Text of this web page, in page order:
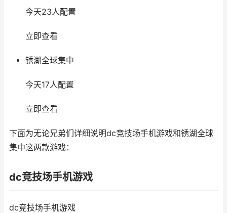
今天23人配置
立即查看
锈湖全球集中
今天17人配置
立即查看
下面为无论兄弟们详细说明dc竞技场手机游戏和锈湖全球
集中这两款游戏：
dc竞技场手机游戏
dc竞技场手机游戏